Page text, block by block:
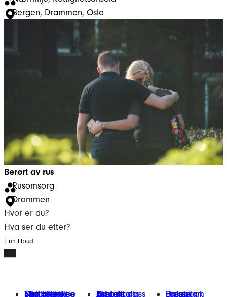
Bergen, Drammen, Oslo
Berørt av rus
Rusomsorg
Drammen
Hvor er du?
Hva ser du etter?
Finn tilbud
Finn tilbud
Vårt arbeid
Engasjer deg
Nettbutikk
Min giverside Om oss
Kontakt oss
Bærekraft
Aktuelt
Jobb hos oss Presse
Facebook
Instagram
LinkedIn